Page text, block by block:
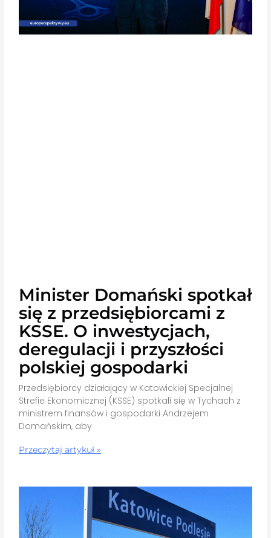
Minister Domański spotkał
się z przedsiębiorcami z
KSSE. O inwestycjach,
deregulacji i przyszłości
polskiej gospodarki
Przedsiębiorcy działający w Katowickiej Specjalnej
Strefie Ekonomicznej (KSSE) spotkali się w Tychach z
ministrem finansów i gospodarki Andrzejem
Domańskim, aby
Przeczytaj artykuł »